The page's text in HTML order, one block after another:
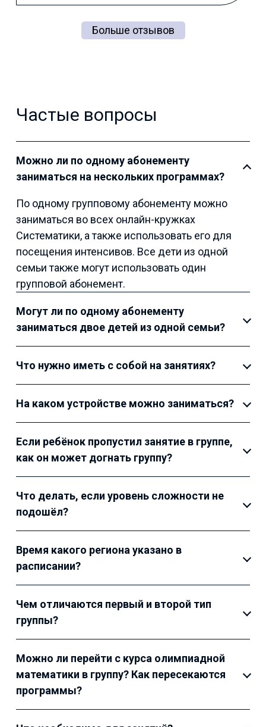
Больше отзывов
Частые вопросы
Можно ли по одному абонементу
заниматься на нескольких программах?
По одному групповому абонементу можно
заниматься во всех онлайн-кружках
Систематики, а также использовать его для
посещения интенсивов. Все дети из одной
семьи также могут использовать один
групповой абонемент.
Могут ли по одному абонементу
заниматься двое детей из одной семьи?
Что нужно иметь с собой на занятиях?
На каком устройстве можно заниматься?
Если ребёнок пропустил занятие в группе,
как он может догнать группу?
Что делать, если уровень сложности не
подошёл?
Время какого региона указано в
расписании?
Чем отличаются первый и второй тип
группы?
Можно ли перейти с курса олимпиадной
математики в группу? Как пересекаются
программы?